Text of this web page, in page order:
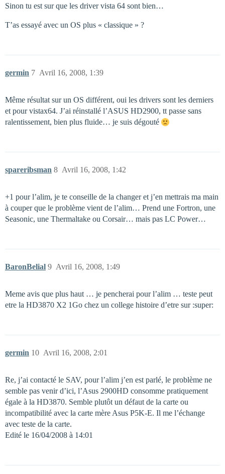
Sinon tu est sur que les driver vista 64 sont bien…
T’as essayé avec un OS plus « classique » ?
germin Avril 16, 2008, 1:39
7
Même résultat sur un OS différent, oui les drivers sont les derniers
et pour vistax64. J’ai réinstallé l’ASUS HD2900, tt passe sans
ralentissement, bien plus fluide… je suis dégouté
spareribsman Avril 16, 2008, 1:42
8
+1 pour l’alim, je te conseille de la changer et j’en mettrais ma main
à couper que le problème vient de l’alim… Prend une Fortron, une
Seasonic, une Thermaltake ou Corsair… mais pas LC Power…
BaronBelial Avril 16, 2008, 1:49
9
Meme avis que plus haut … je pencherai pour l’alim … teste peut
etre la HD3870 X2 1Go chez un college histoire d’etre sur :super:
germin Avril 16, 2008, 2:01
10
Re, j’ai contacté le SAV, pour l’alim j’en est parlé, le problème ne
semble pas venir d’ici, l’Asus 2900HD consomme pratiquement
égale à la HD3870. Semble plutôt un défaut de la carte ou
incompatibilité avec la carte mère Asus P5K-E. Il me l’échange
avec teste de la carte.
Edité le 16/04/2008 à 14:01